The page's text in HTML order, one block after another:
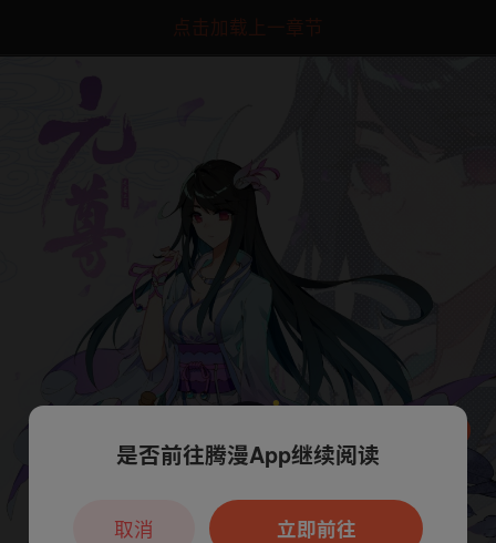
点击加载上一章节
本章节仅支持App阅读，可打开App新用
户7天免费看
是否前往腾漫App继续阅读
立即前往
取消